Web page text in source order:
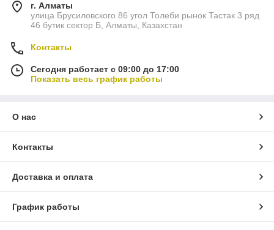
г. Алматы
улица Брусиловского 86 угол Толеби рынок Тастак 3 ряд
46 бутик сектор Б, Алматы, Казахстан
Контакты
Сегодня работает с 09:00 до 17:00
Показать весь график работы
О нас
Контакты
Доставка и оплата
График работы